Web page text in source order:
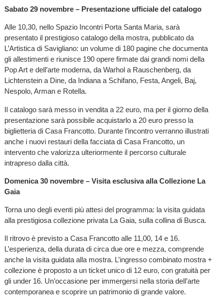
Sabato 29 novembre – Presentazione ufficiale del catalogo
Alle 10,30, nello Spazio Incontri Porta Santa Maria, sarà
presentato il prestigioso catalogo della mostra, pubblicato da
L’Artistica di Savigliano: un volume di 180 pagine che documenta
gli allestimenti e riunisce 190 opere firmate dai grandi nomi della
Pop Art e dell’arte moderna, da Warhol a Rauschenberg, da
Lichtenstein a Dine, da Indiana a Schifano, Festa, Angeli, Baj,
Nespolo, Arman e Rotella.
Il catalogo sarà messo in vendita a 22 euro, ma per il giorno della
presentazione sarà possibile acquistarlo a 20 euro presso la
biglietteria di Casa Francotto. Durante l’incontro verranno illustrati
anche i nuovi restauri della facciata di Casa Francotto, un
intervento che valorizza ulteriormente il percorso culturale
intrapreso dalla città.
Domenica 30 novembre – Visita esclusiva alla Collezione La
Gaia
Torna uno degli eventi più attesi del programma: la visita guidata
alla prestigiosa collezione privata La Gaia, sulla collina di Busca.
Il ritrovo è previsto a Casa Francotto alle 11,00, 14 e 16.
L’esperienza, della durata di circa due ore e mezza, comprende
anche la visita guidata alla mostra. L’ingresso combinato mostra +
collezione è proposto a un ticket unico di 12 euro, con gratuità per
gli under 16. Un’occasione per immergersi nella storia dell’arte
contemporanea e scoprire un patrimonio di grande valore.